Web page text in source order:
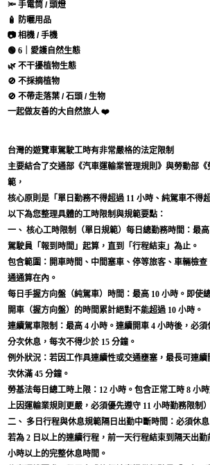
🔦 手電筒 / 頭燈
🧴 防曬用品
📷 相機 / 手機
🟢6｜愛護自然生態
🌿 不干擾植物生態
🚫 不採摘植物
🚫 不帶走落葉 / 石頭 / 生物
一起做友善的大自然旅人 ❤️
台灣的遊覽車駕駛工時有非常嚴格的法定限制
主要結合了交通部《汽車運輸業管理規則》與勞動部
範，
核心原則是「單日勤務不得超過 11 小時、純駕車不得
以下為您整理具體的工時限制與規範要點：
一、 核心工時限制（單日規範）每日總勤務時間：最
駕駛員「報到時間」起算，直到「行程結束」為止。
包含範圍：開車時間、中間塞車、停等旅客、車輛檢查
通通算在內。
每日手握方向盤（純駕車）時間：最高 10 小時。即使
開車（握方向盤）的時間累計絕對不能超過 10 小時。
連續駕車限制：最高 4 小時。連續開車 4 小時後，必
分次休息，每次不得少於 15 分鐘。
例外狀況：若因工作具連續性或交通壅塞，最長可連
次休滿 45 分鐘。
勞基法每日總工時上限：12 小時。包含正常工時 8 小
上因運輸業規則更嚴，必須優先遵守 11 小時勤務限制
二、 多日行程與休息規範隔日出勤中斷時間：必須休息
若為 2 日以上的連續行程，前一天行程結束到隔天出
小時以上的完整休息時間。